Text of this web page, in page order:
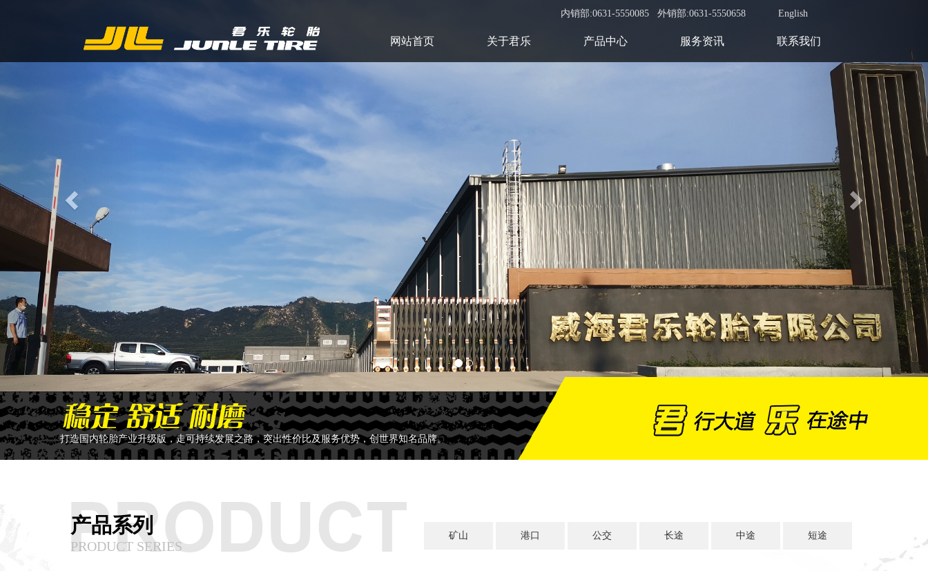
English
内销部:0631-5550085 外销部:0631-5550658
网站首页(current) 关于君乐 产品中心 服务资讯 联系我们
打造国内轮胎产业升级版，走可持续发展之路，突出性价比及服务优势，创世界知名品牌。
产品系列
PRODUCT SERIES
矿山 港口 公交 长途 中途 短途